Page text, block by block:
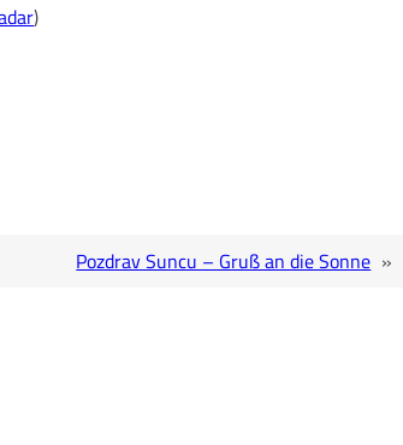
)
Pozdrav Suncu – Gruß an die Sonne »